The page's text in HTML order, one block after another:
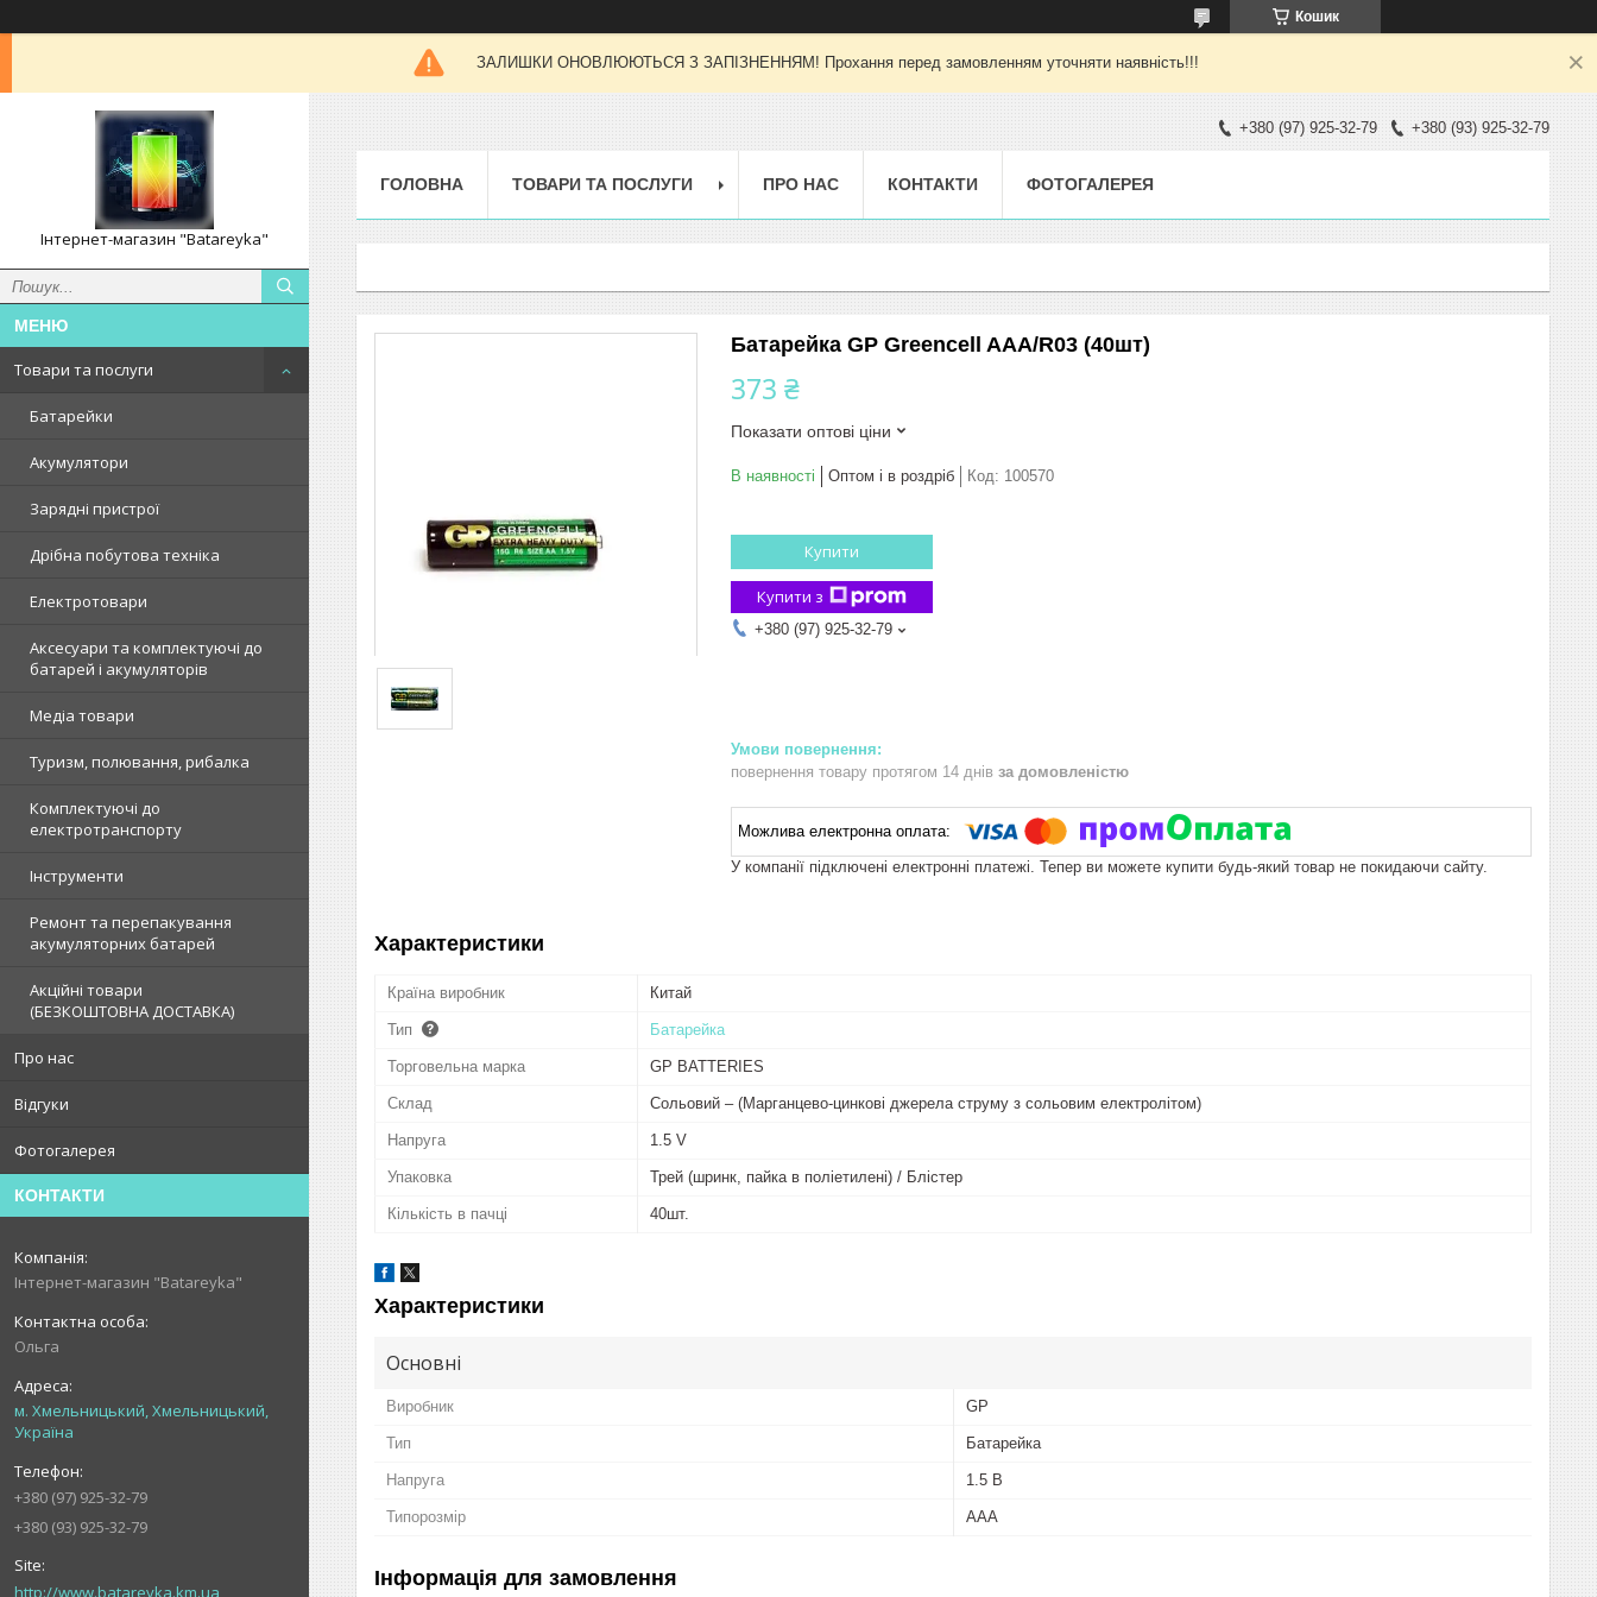
Кошик
ЗАЛИШКИ ОНОВЛЮЮТЬСЯ З ЗАПІЗНЕННЯМ! Прохання перед замовленням уточняти наявність!!!
Інтернет-магазин "Batareyka"
Товари та послуги
Батарейки
Акумулятори
Зарядні пристрої
Дрібна побутова техніка
Електротовари
Аксесуари та комплектуючі до
батарей і акумуляторів
Медіа товари
Туризм, полювання, рибалка
Комплектуючі до
електротранспорту
Інструменти
Ремонт та перепакування
акумуляторних батарей
Акційні товари
(БЕЗКОШТОВНА ДОСТАВКА)
Про нас
Відгуки
Фотогалерея
КОНТАКТИ
Інтернет-магазин "Batareyka"
Ольга
м. Хмельницький, Хмельницький,
Україна
+380 (97) 925-32-79
+380 (93) 925-32-79
http://www.batareyka.km.ua
+380 (97) 925-32-79 +380 (93) 925-32-79
ГОЛОВНА ТОВАРИ ТА ПОСЛУГИ ПРО НАС КОНТАКТИ ФОТОГАЛЕРЕЯ
Батарейка GP Greencell AAA/R03 (40шт)
373 ₴
Показати оптові ціни
В наявності Оптом і в роздріб Код: 100570
Купити
Купити з
+380 (97) 925-32-79
повернення товару протягом 14 днів за домовленістю
У компанії підключені електронні платежі. Тепер ви можете купити будь-який товар не покидаючи сайту.
Характеристики
Країна виробник Китай
Тип Батарейка
Торговельна марка GP BATTERIES
Склад Сольовий – (Марганцево-цинкові джерела струму з сольовим електролітом)
Напруга 1.5 V
Упаковка Трей (шринк, пайка в поліетилені) / Блістер
Кількість в пачці 40шт.
Характеристики
Основні
Виробник GP
Тип Батарейка
Напруга 1.5 В
Типорозмір AAA
Інформація для замовлення